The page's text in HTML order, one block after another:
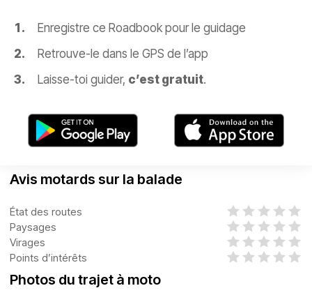
Enregistre ce Roadbook pour le guidage
Retrouve-le dans le GPS de l’app
Laisse-toi guider, c’est gratuit.
Avis motards sur la balade
État des routes
Paysages
Virages
Points d’intérêts
Photos du trajet à moto